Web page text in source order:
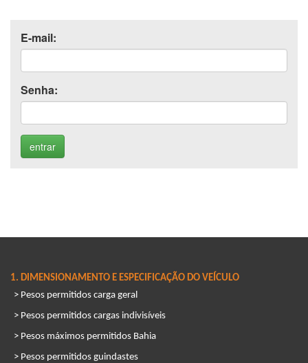
E-mail:
Senha:
1. DIMENSIONAMENTO E ESPECIFICAÇÃO DO VEÍCULO
> Pesos permitidos carga geral
> Pesos permitidos cargas indivisíveis
> Pesos máximos permitidos Bahia
> Pesos permitidos guindastes